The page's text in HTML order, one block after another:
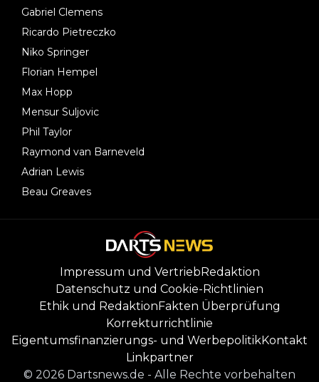
Gabriel Clemens
Ricardo Pietreczko
Niko Springer
Florian Hempel
Max Hopp
Mensur Suljovic
Phil Taylor
Raymond van Barneveld
Adrian Lewis
Beau Greaves
Impressum und VertriebRedaktion
Datenschutz und Cookie-Richtlinien
Ethik und RedaktionFakten Überprüfung
Korrekturrichtlinie
Eigentumsfinanzierungs- und WerbepolitikKontakt
Linkpartner
© 2026 Dartsnews.de - Alle Rechte vorbehalten